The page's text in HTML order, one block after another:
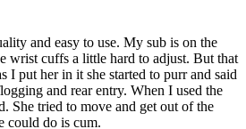
and easy to use. My sub is on the
wrist cuffs a little hard to adjust. But that
I put her in it she started to purr and said
and rear entry. When I used the
She tried to move and get out of the
could do is cum.